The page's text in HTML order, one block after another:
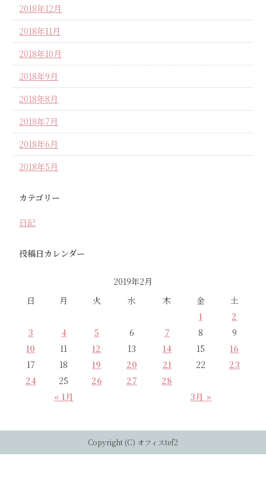
2018年12月
2018年11月
2018年10月
2018年9月
2018年8月
2018年7月
2018年6月
2018年5月
カテゴリー
日記
投稿日カレンダー
2019年2月
日
月 火 水 木 金 土
« 1月 3月 »
1
2
3
4 5 6 7 8
9
10
11 12 13 14 15
16
17
18 19 20 21 22
23
24
25 26 27 28
Copyright (C) オフィスtef2